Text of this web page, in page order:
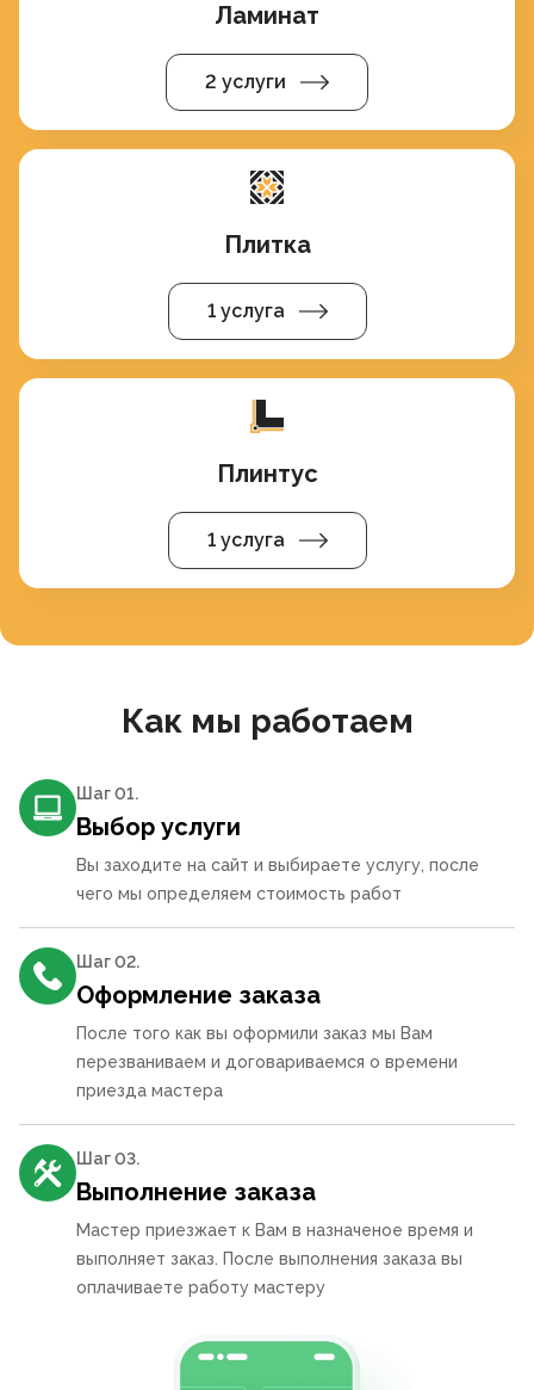
Ламинат
2 услуги
Плитка
1 услуга
Плинтус
1 услуга
Как мы работаем
Шаг 01.
Выбор услуги
Вы заходите на сайт и выбираете услугу, после
чего мы определяем стоимость работ
Шаг 02.
Оформление заказа
После того как вы оформили заказ мы Вам
перезваниваем и договариваемся о времени
приезда мастера
Шаг 03.
Выполнение заказа
Мастер приезжает к Вам в назначеное время и
выполняет заказ. После выполнения заказа вы
оплачиваете работу мастеру